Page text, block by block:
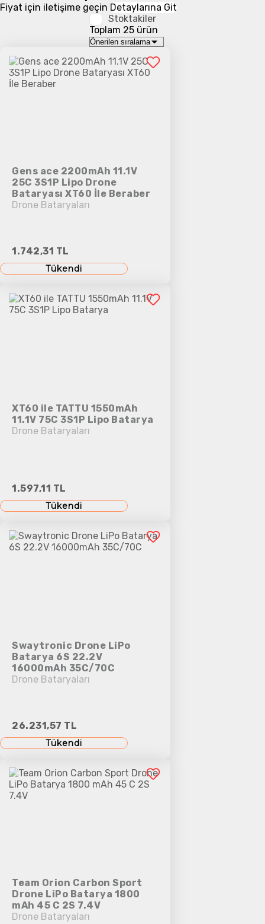
Fiyat için iletişime geçin Detaylarına Git
Stoktakiler
Toplam 25 ürün
Gens ace 2200mAh 11.1V
25C 3S1P Lipo Drone
Bataryası XT60 İle Beraber
Drone Bataryaları
1.742,31 TL
Tükendi
XT60 ile TATTU 1550mAh
11.1V 75C 3S1P Lipo Batarya
Drone Bataryaları
1.597,11 TL
Tükendi
Swaytronic Drone LiPo
Batarya 6S 22.2V
16000mAh 35C/70C
Drone Bataryaları
26.231,57 TL
Tükendi
Team Orion Carbon Sport
Drone LiPo Batarya 1800
mAh 45 C 2S 7.4V
Drone Bataryaları